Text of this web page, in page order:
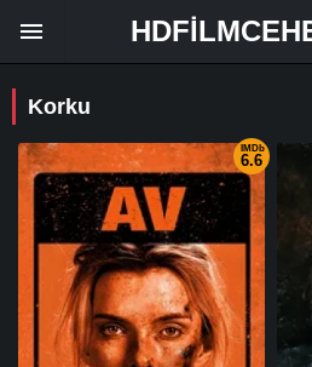
Korku
IMDb
6.6